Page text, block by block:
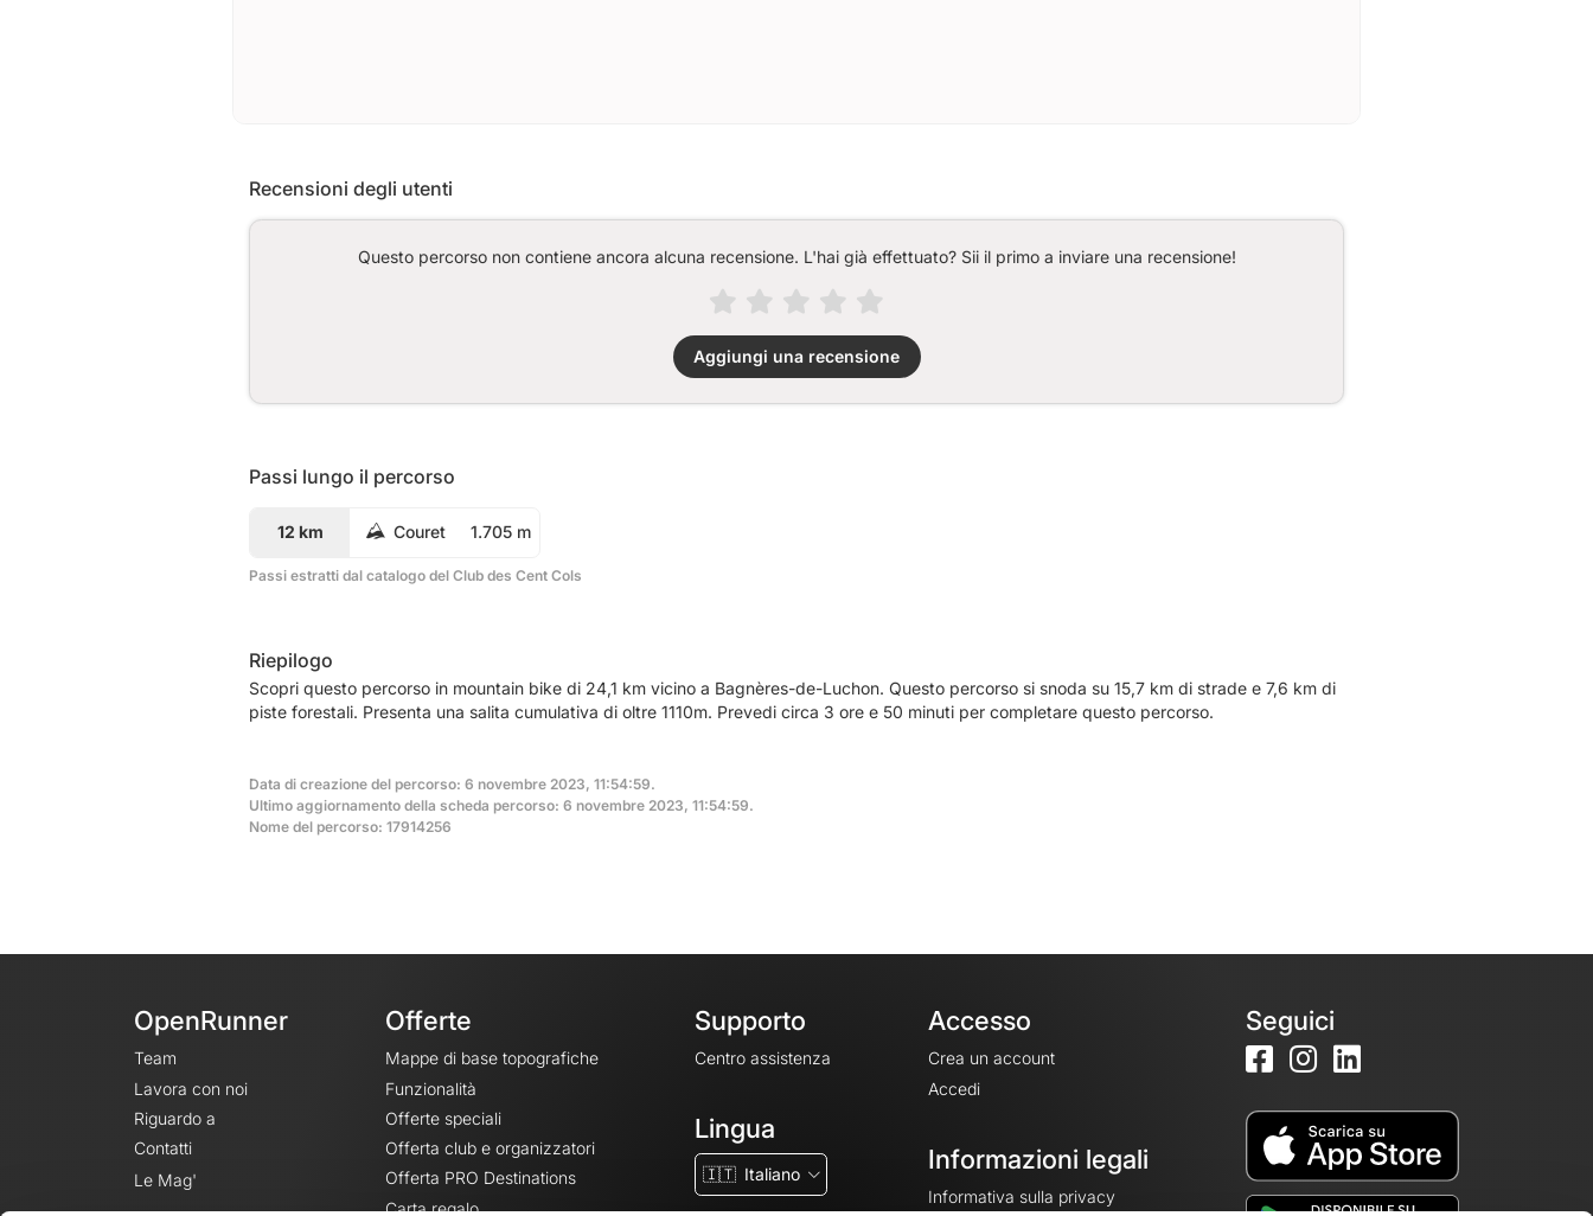
Recensioni degli utenti
Questo percorso non contiene ancora alcuna recensione. L'hai già effettuato? Sii il primo a inviare una recensione!
Aggiungi una recensione
Passi lungo il percorso
12 km Couret 1.705 m
Passi estratti dal catalogo del Club des Cent Cols
Riepilogo
Scopri questo percorso in mountain bike di 24,1 km vicino a Bagnères-de-Luchon. Questo percorso si snoda su 15,7 km di strade e 7,6 km di
piste forestali. Presenta una salita cumulativa di oltre 1110m. Prevedi circa 3 ore e 50 minuti per completare questo percorso.
Data di creazione del percorso: 6 novembre 2023, 11:54:59.
Ultimo aggiornamento della scheda percorso: 6 novembre 2023, 11:54:59.
Nome del percorso: 17914256
OpenRunner
Team
Lavora con noi
Riguardo a
Contatti
Le Mag'
Offerte
Mappe di base topografiche
Funzionalità
Offerte speciali
Offerta club e organizzatori
Offerta PRO Destinations
Carta regalo
Supporto
Centro assistenza
Lingua
🇮🇹 Italiano
Accesso
Crea un account
Accedi
Informazioni legali
Informativa sulla privacy
Seguici